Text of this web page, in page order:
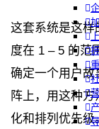
这套系统是这样
度在 1 – 5 的范
确定一个用户故
阵上，用这种
化和排列优先级